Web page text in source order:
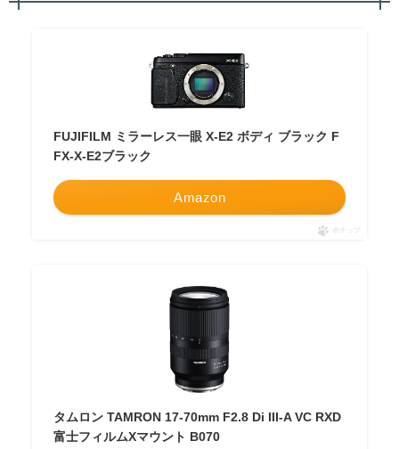
FUJIFILM ミラーレス一眼 X-E2 ボディ ブラック F
FX-X-E2ブラック
Amazon
ポチップ
タムロン TAMRON 17-70mm F2.8 Di III-A VC RXD
富士フィルムXマウント B070